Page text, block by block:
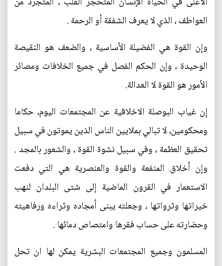
العواطف ، الذي لا يعرف الشفقة أو الرحمة .
وإن القوة هي الفضيلة الأساسية ، والضعف هو النقيصة
الوحيدة ، وإن الحكم الفصل في جميع الخلافات ومصائر
الأمور هو القوة لا العدالة.
إن غياب البوصلة الاخلاقية عن المجتمعات اليوم، حكاما
ومحكومين، لا تبالي بملايين الناس الذين يموتون في سبيل
تحقيق العظمة ، وفي سبيل نشوة القوة ، والشعور بالمجد .
وإن أخلاق المنفعة والقوة والعنصرية هي التي دفعت
الاستعمار في القرون الماضية إلى شتى البلدان لنهب
خيراتها وثرواتها ، وجعلته يبنى أمجاده وثراءه ورفاهيته
وحضارته على حساب فقرها وامتصاص دمائها .
المسلمون وجميع المجتمعات البشرية يمكن لها ان تحل